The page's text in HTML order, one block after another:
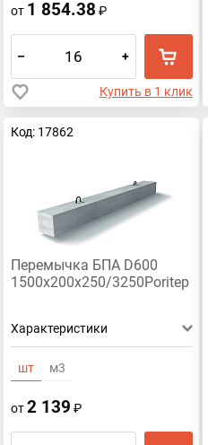
от 1 854.38 ₽
– +
Купить в 1 клик
Код: 17862
Перемычка БПА D600
1500х200х250/3250Poritep
Характеристики
шт м3
от2 139 ₽